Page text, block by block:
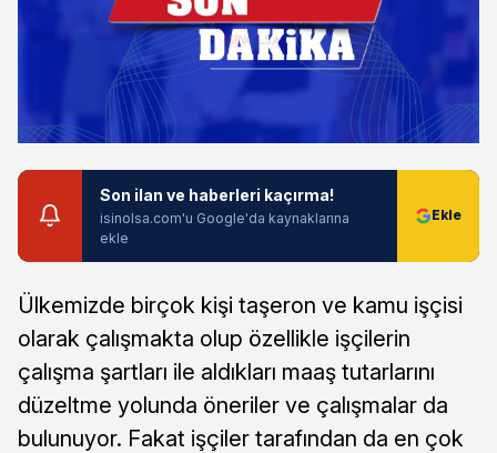
Son ilan ve haberleri kaçırma!
isinolsa.com'u Google'da kaynaklarına
ekle
Ülkemizde birçok kişi taşeron ve kamu işçisi
olarak çalışmakta olup özellikle işçilerin
çalışma şartları ile aldıkları maaş tutarlarını
düzeltme yolunda öneriler ve çalışmalar da
bulunuyor. Fakat işçiler tarafından da en çok